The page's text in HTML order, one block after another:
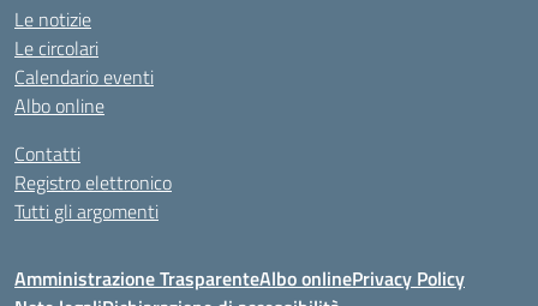
Le notizie
Le circolari
Calendario eventi
Albo online
Contatti
Registro elettronico
Tutti gli argomenti
Amministrazione TrasparenteAlbo onlinePrivacy Policy